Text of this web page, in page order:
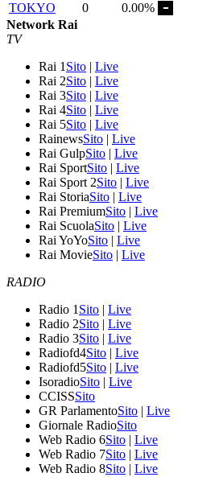
TOKYO
0
0.00%
Network Rai
TV
Rai 1 Sito | Live
Rai 2Sito | Live
Rai 3Sito | Live
Rai 4Sito | Live
Rai 5Sito | Live
RainewsSito | Live
Rai GulpSito | Live
Rai SportSito | Live
Rai Sport 2Sito | Live
Rai StoriaSito | Live
Rai PremiumSito | Live
Rai ScuolaSito | Live
Rai YoYoSito | Live
Rai MovieSito | Live
RADIO
Radio 1 Sito | Live
Radio 2Sito | Live
Radio 3Sito | Live
Radiofd4Sito | Live
Radiofd5Sito | Live
IsoradioSito | Live
CCISSSito
GR ParlamentoSito | Live
Giornale RadioSito
Web Radio 6Sito | Live
Web Radio 7Sito | Live
Web Radio 8Sito | Live